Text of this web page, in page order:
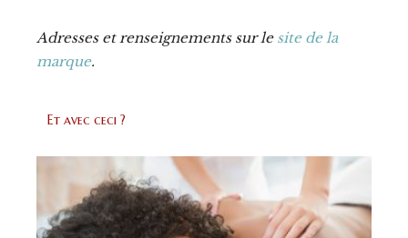
Adresses et renseignements sur le site de la
marque.
Et avec ceci ?